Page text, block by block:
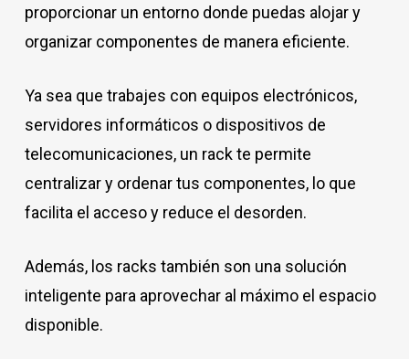
proporcionar un entorno donde puedas alojar y
organizar componentes de manera eficiente.
Ya sea que trabajes con equipos electrónicos,
servidores informáticos o dispositivos de
telecomunicaciones, un rack te permite
centralizar y ordenar tus componentes, lo que
facilita el acceso y reduce el desorden.
Además, los racks también son una solución
inteligente para aprovechar al máximo el espacio
disponible.